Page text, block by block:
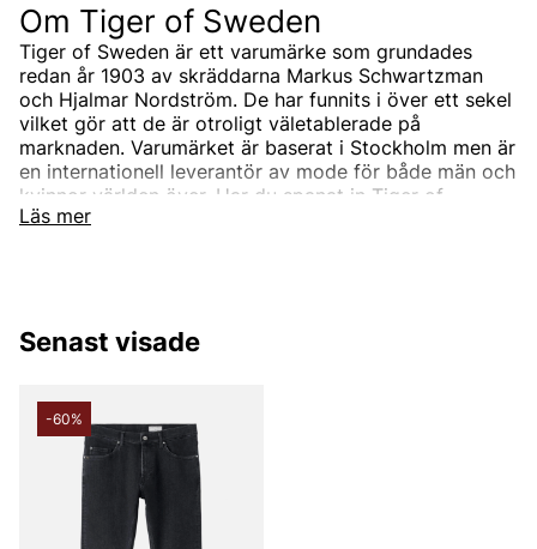
Läs mer
Om Tiger of Sweden
Tiger of Sweden är ett varumärke som grundades
redan år 1903 av skräddarna Markus Schwartzman
och Hjalmar Nordström. De har funnits i över ett sekel
vilket gör att de är otroligt väletablerade på
marknaden. Varumärket är baserat i Stockholm men är
en internationell leverantör av mode för både män och
kvinnor världen över. Har du spanat in Tiger of
Swedens sortiment än? Vi erbjuder Tiger of Swedens
tidlöst och modernt. Produkterna är oftast enfärgade
men de samarbetar också med de bästa
leverantörerna i branschen som de utvecklar unika
modekollektioner tillsammans med. Välskräddat mode
är helt enkelt Tiger of Swedens signum.
Under åren har produktutbudet breddats och speciellt
utbudet för män. Idag kan du hitta både Tiger of
Senast visade
-60%